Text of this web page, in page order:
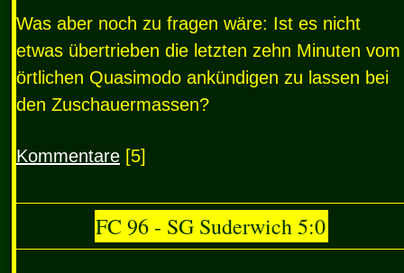
Was aber noch zu fragen wäre: Ist es nicht
etwas übertrieben die letzten zehn Minuten vom
örtlichen Quasimodo ankündigen zu lassen bei
den Zuschauermassen?
Kommentare [5]
FC 96 - SG Suderwich 5:0